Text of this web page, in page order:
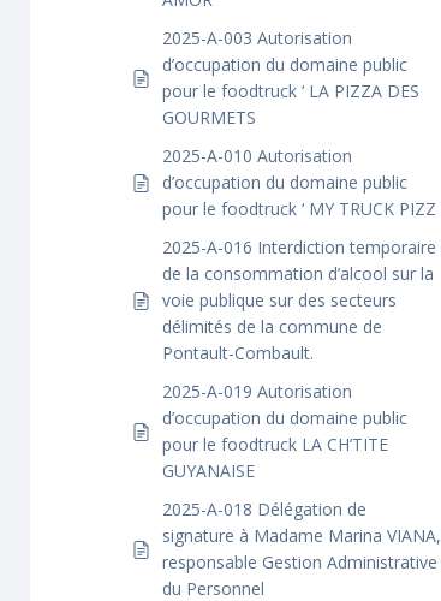
2025-A-003 Autorisation
d’occupation du domaine public
pour le foodtruck ‘ LA PIZZA DES
GOURMETS
2025-A-010 Autorisation
d’occupation du domaine public
pour le foodtruck ‘ MY TRUCK PIZZ
2025-A-016 Interdiction temporaire
de la consommation d’alcool sur la
voie publique sur des secteurs
délimités de la commune de
Pontault-Combault.
2025-A-019 Autorisation
d’occupation du domaine public
pour le foodtruck LA CH’TITE
GUYANAISE
2025-A-018 Délégation de
signature à Madame Marina VIANA,
responsable Gestion Administrative
du Personnel